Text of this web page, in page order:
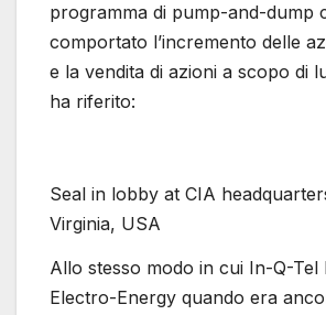
programma di pump-and-dump
comportato l’incremento delle
e la vendita di azioni a scopo di
ha riferito:
Seal in lobby at CIA
Virginia, USA
Allo stesso modo in cui In-Q-Tel
Electro-Energy quando era